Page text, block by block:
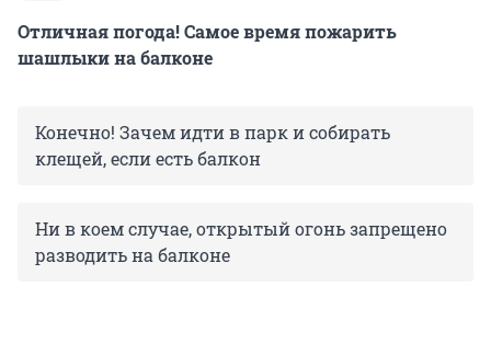
Отличная погода! Самое время пожарить
шашлыки на балконе
Конечно! Зачем идти в парк и собирать
клещей, если есть балкон
Ни в коем случае, открытый огонь запрещено
разводить на балконе